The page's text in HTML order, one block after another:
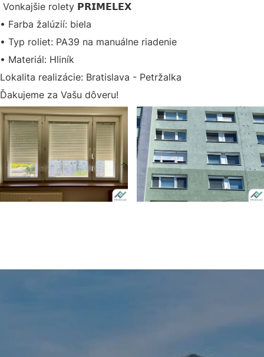
Vonkajšie rolety 𝗣𝗥𝗜𝗠𝗘𝗟𝗘𝗫
• Farba žalúzií: biela
• Typ roliet: PA39 na manuálne riadenie
• Materiál: Hliník
Lokalita realizácie: Bratislava - Petržalka
Ďakujeme za Vašu dôveru!